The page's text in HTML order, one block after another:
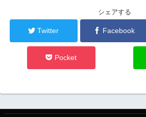
シェアする
Twitter Facebook
Pocket